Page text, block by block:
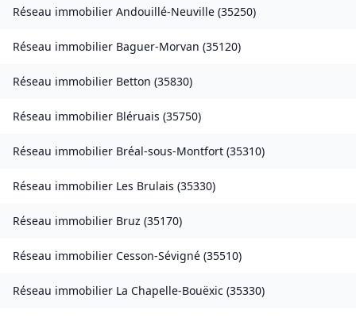
Réseau immobilier Andouillé-Neuville (35250)
Réseau immobilier Baguer-Morvan (35120)
Réseau immobilier Betton (35830)
Réseau immobilier Bléruais (35750)
Réseau immobilier Bréal-sous-Montfort (35310)
Réseau immobilier Les Brulais (35330)
Réseau immobilier Bruz (35170)
Réseau immobilier Cesson-Sévigné (35510)
Réseau immobilier La Chapelle-Bouëxic (35330)